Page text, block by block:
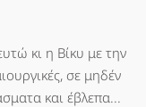
κι η Βίκυ με την
σε μηδέν
και έβλεπα...